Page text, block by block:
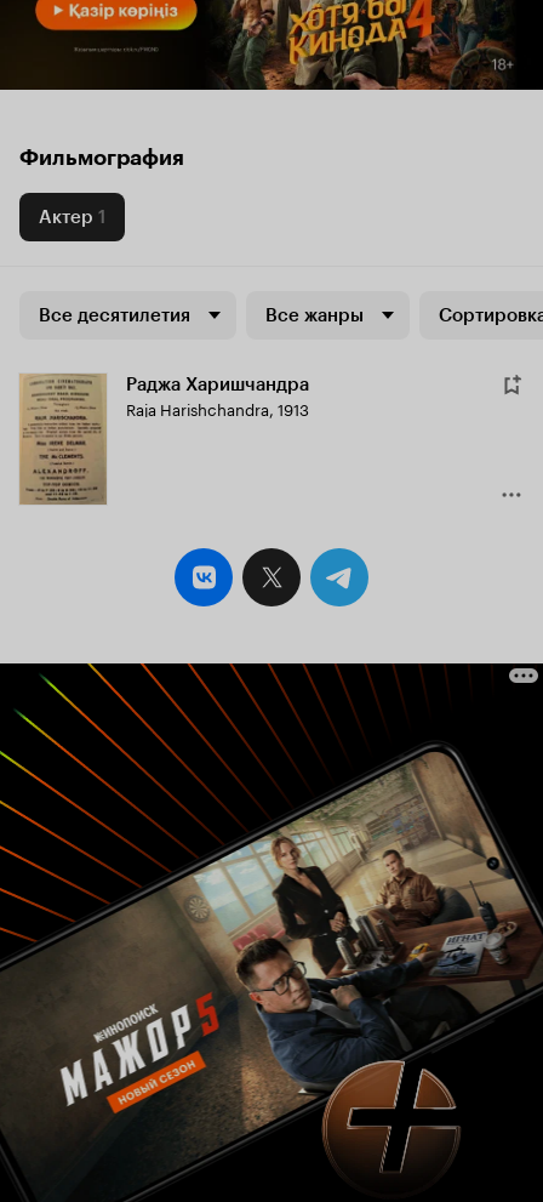
Фильмография
Актер 1
Все десятилетия Все жанры
Раджа Харишчандра
Raja Harishchandra, 1913